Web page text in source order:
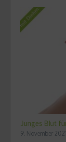
Junges Blut
9. November 2021